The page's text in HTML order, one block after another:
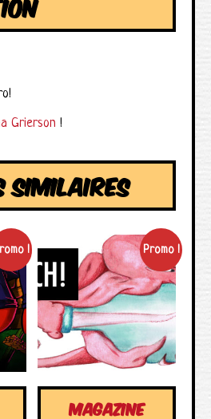
Grierson !
SIMILAIRES
! Promo !
MAGAZINE